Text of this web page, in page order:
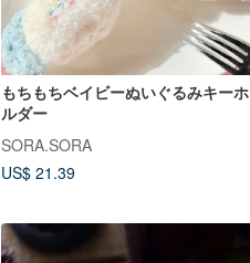
もちもちベイビーぬいぐるみキーホ
ルダー
SORA.SORA
US$ 21.39